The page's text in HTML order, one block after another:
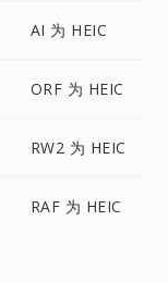
AI 为 HEIC
ORF 为 HEIC
RW2 为 HEIC
RAF 为 HEIC